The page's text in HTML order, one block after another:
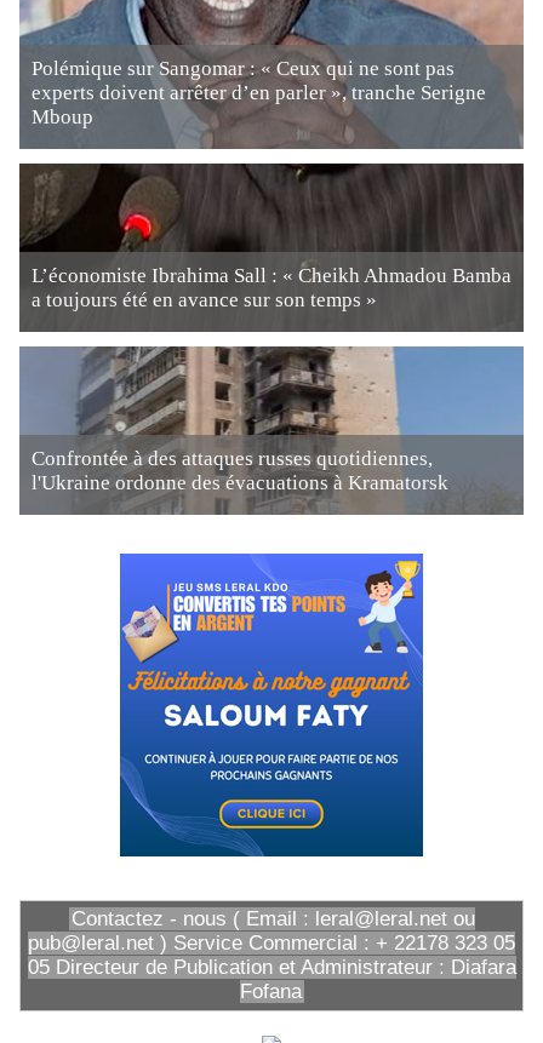
Polémique sur Sangomar : « Ceux qui ne sont pas
experts doivent arrêter d’en parler », tranche Serigne
Mboup
L’économiste Ibrahima Sall : « Cheikh Ahmadou Bamba
a toujours été en avance sur son temps »
Confrontée à des attaques russes quotidiennes,
l'Ukraine ordonne des évacuations à Kramatorsk
Contactez - nous ( Email : leral@leral.net ou
pub@leral.net ) Service Commercial : + 22178 323 05
05 Directeur de Publication et Administrateur : Diafara
Fofana